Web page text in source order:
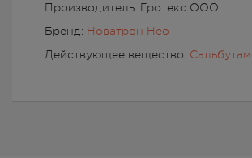
Производитель: Гротекс ООО
Бренд: Новатрон Нео
Действующее вещество: